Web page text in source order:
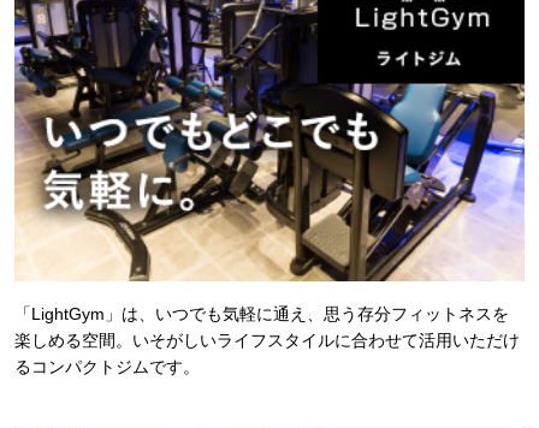
「LightGym」は、いつでも気軽に通え、思う存分フィットネスを
楽しめる空間。いそがしいライフスタイルに合わせて活用いただけ
るコンパクトジムです。